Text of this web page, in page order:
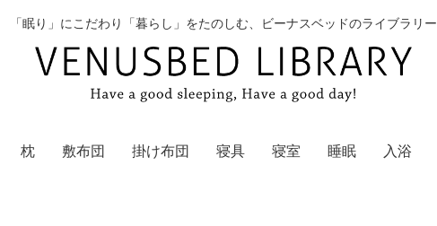
「眠り」にこだわり「暮らし」をたのしむ、ビーナスベッドのライブラリー
枕 敷布団 掛け布団 寝具 寝室 睡眠 入浴